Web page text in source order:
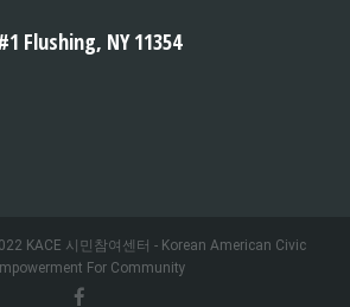
Flushing, NY 11354
KACE 시민참여센터 - Korean American Civic
For Community